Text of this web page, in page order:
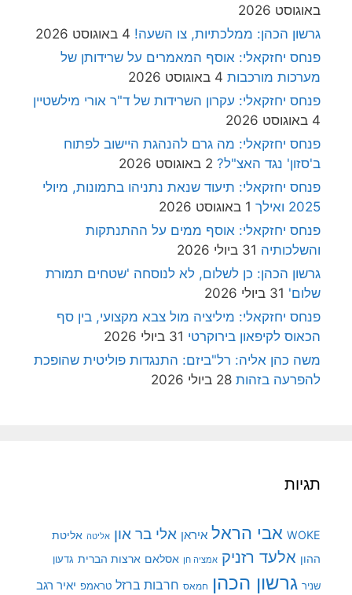
באוגוסט 2026
גרשון הכהן: ממלכתיות, צו השעה! 4 באוגוסט 2026
פנחס יחזקאלי: אוסף המאמרים על שרידותן של
מערכות מורכבות 4 באוגוסט 2026
פנחס יחזקאלי: עקרון השרידות של ד"ר אורי מילשטיין
4 באוגוסט 2026
פנחס יחזקאלי: מה גרם להנהגת היישוב לפתוח
ב'סזון' נגד האצ"ל? 2 באוגוסט 2026
פנחס יחזקאלי: תיעוד שנאת נתניהו בתמונות, מיולי
2025 ואילך
1 באוגוסט 2026
פנחס יחזקאלי: אוסף ממים על ההתנתקות
והשלכותיה 31 ביולי 2026
גרשון הכהן: כן לשלום, לא לנוסחה 'שטחים תמורת
שלום' 31 ביולי 2026
פנחס יחזקאלי: מיליציה מול צבא מקצועי, בין סף
הכאוס לקיפאון בירוקרטי 31 ביולי 2026
משה כהן אליה: רל"ביזם: התנגדות פוליטית שהופכת
להפרעה בזהות 28 ביולי 2026
תגיות
WOKE אבי הראל איראן אלי בר און אליטה אליטת
ההון אלעד רזניק אמציה חן אסלאם ארצות הברית גדעון
שניר גרשון הכהן חמאס חרבות ברזל טראמפ יאיר רגב